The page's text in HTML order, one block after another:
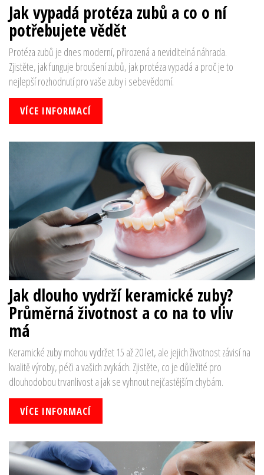
Jak vypadá protéza zubů a co o ní
potřebujete vědět
Protéza zubů je dnes moderní, přirozená a neviditelná náhrada.
Zjistěte, jak funguje broušení zubů, jak protéza vypadá a proč je to
nejlepší rozhodnutí pro vaše zuby i sebevědomí.
VÍCE INFORMACÍ
Jak dlouho vydrží keramické zuby?
Průměrná životnost a co na to vliv
má
Keramické zuby mohou vydržet 15 až 20 let, ale jejich životnost závisí na
kvalitě výroby, péči a vašich zvykách. Zjistěte, co je důležité pro
dlouhodobou trvanlivost a jak se vyhnout nejčastějším chybám.
VÍCE INFORMACÍ